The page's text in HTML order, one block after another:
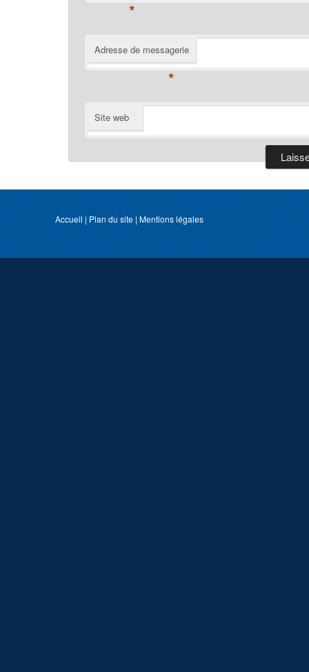
*
Adresse de messagerie
*
Site web
Accueil | Plan du site | Mentions légales